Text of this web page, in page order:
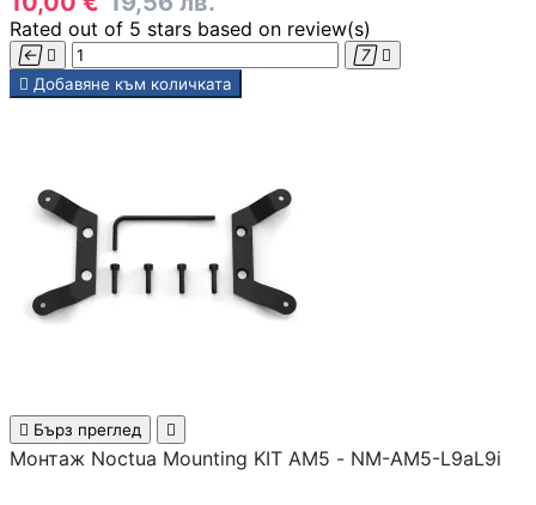
ОБОРУДВАНЕ
Сървъри
сървърни
Rated out of 5 stars based on review(s)
   
 Добавяне към количката
 Бърз преглед 
Монтаж Noctua Mounting KIT AM5 - NM-AM5-L9aL9i